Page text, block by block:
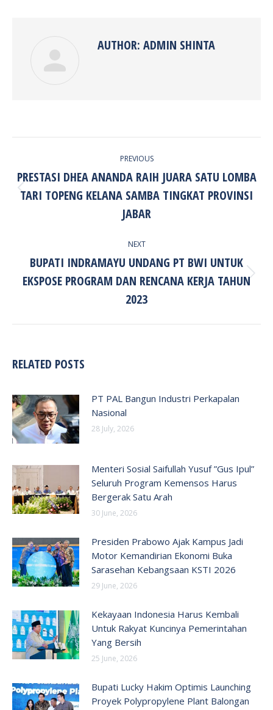
AUTHOR: ADMIN SHINTA
PREVIOUS
Previous
post:
PRESTASI DHEA ANANDA RAIH JUARA SATU LOMBA
TARI TOPENG KELANA SAMBA TINGKAT PROVINSI
JABAR
NEXT
Next
post:
BUPATI INDRAMAYU UNDANG PT BWI UNTUK
EKSPOSE PROGRAM DAN RENCANA KERJA TAHUN
2023
RELATED POSTS
PT PAL Bangun Industri Perkapalan
Nasional
28 July, 2026
Menteri Sosial Saifullah Yusuf ”Gus Ipul”
Seluruh Program Kemensos Harus
Bergerak Satu Arah
30 June, 2026
Presiden Prabowo Ajak Kampus Jadi
Motor Kemandirian Ekonomi Buka
Sarasehan Kebangsaan KSTI 2026
29 June, 2026
Kekayaan Indonesia Harus Kembali
Untuk Rakyat Kuncinya Pemerintahan
Yang Bersih
25 June, 2026
Bupati Lucky Hakim Optimis Launching
Proyek Polypropylene Plant Balongan